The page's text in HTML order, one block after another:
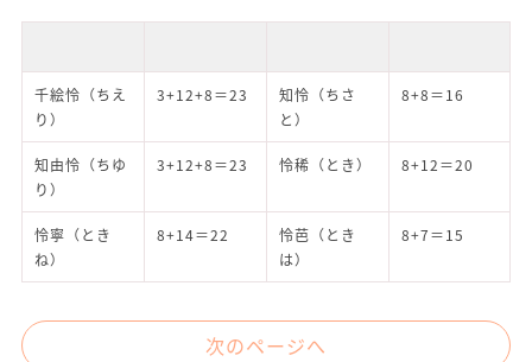
千絵怜（ちえ
り）
3+12+8＝23
知怜（ちさ
と）
8+8＝16
知由怜（ちゆ
り）
3+12+8＝23 怜稀（とき） 8+12＝20
怜寧（とき
ね）
8+14＝22
怜芭（とき
は）
8+7＝15
次のページへ